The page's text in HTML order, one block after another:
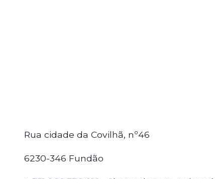
Rua cidade da Covilhã, nº46
6230-346 Fundão